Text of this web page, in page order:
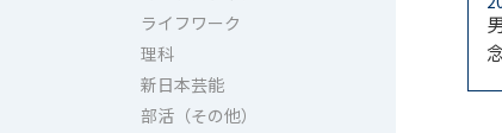
ライフワーク
理科
新日本芸能
部活（その他）